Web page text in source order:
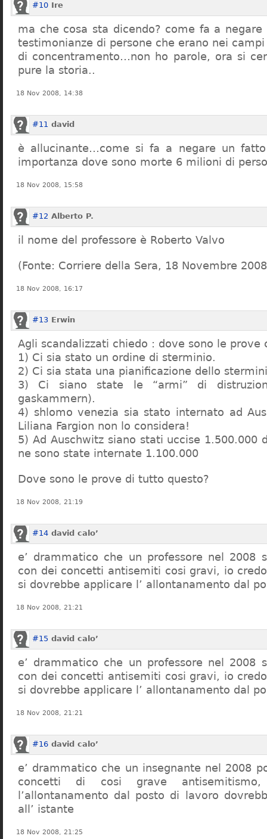
#10 Ire
ma che cosa sta dicendo? come fa a
testimonianze di persone che erano nei campi
di concentramento…non ho parole, ora si
pure la storia..
18 Nov 2008, 14:38
#11 david
è allucinante…come si fa a negare un
importanza dove sono morte 6 milioni di
18 Nov 2008, 15:58
#12 Alberto P.
il nome del professore è Roberto Valvo
(Fonte: Corriere della Sera, 18 Novembre
18 Nov 2008, 16:17
#13 Erwin
Agli scandalizzati chiedo : dove sono le prove
1) Ci sia stato un ordine di sterminio.
2) Ci sia stata una pianificazione dello
3) Ci siano state le “armi” di
gaskammern).
4) shlomo venezia sia stato internato ad
Liliana Fargion non lo considera!
5) Ad Auschwitz siano stati uccise 1.500.000
ne sono state internate 1.100.000
Dove sono le prove di tutto questo?
18 Nov 2008, 21:19
#14 david calo’
e’ drammatico che un professore nel 2008
con dei concetti antisemiti cosi gravi, io
si dovrebbe applicare l’ allontanamento dal
18 Nov 2008, 21:21
#15 david calo’
e’ drammatico che un professore nel 2008
con dei concetti antisemiti cosi gravi, io
si dovrebbe applicare l’ allontanamento dal
18 Nov 2008, 21:21
#16 david calo’
e’ drammatico che un insegnante nel 2008
concetti di cosi grave
l’allontanamento dal posto di lavoro
all’ istante
18 Nov 2008, 21:25